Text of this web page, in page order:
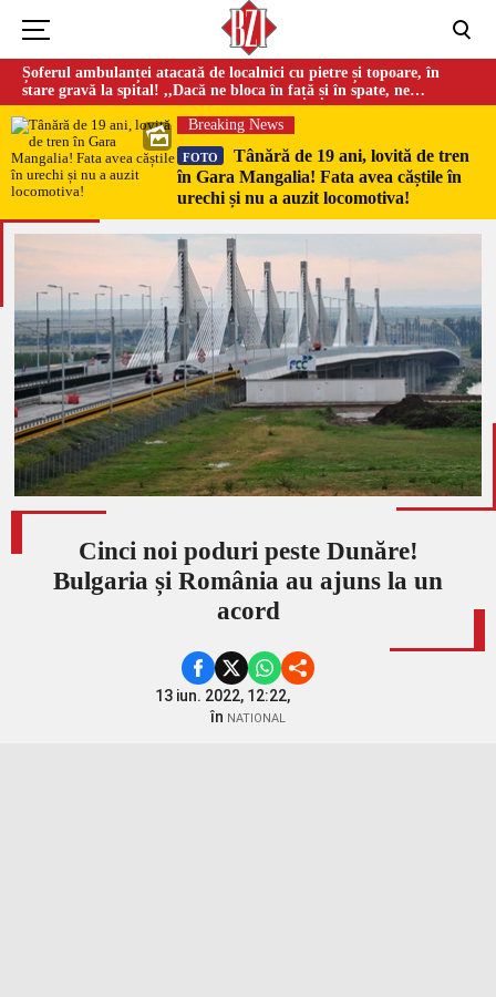
Șoferul ambulanței atacată de localnici cu pietre și topoare, în
stare gravă la spital! ,,Dacă ne bloca în față și în spate, ne
omorau…”
Breaking News
FOTO
Tânără de 19 ani, lovită de tren
în Gara Mangalia! Fata avea căștile în
urechi și nu a auzit locomotiva!
Cinci noi poduri peste Dunăre!
Bulgaria și România au ajuns la un
acord
13 iun. 2022, 12:22,
în NATIONAL